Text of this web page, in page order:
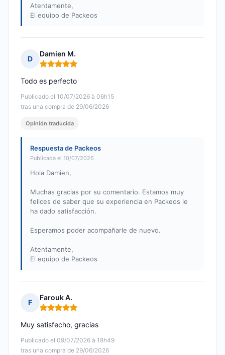
Atentamente,
El equipo de Packeos
D
Damien M.
Nota: 5 de 5
Publicado el 10/07/2026 à 06h15
tras una compra de 29/06/2026
Todo es perfecto
Opinión traducida
Respuesta de Packeos
Publicada el 10/07/2026
Hola Damien,
Muchas gracias por su comentario. Estamos muy
felices de saber que su experiencia en Packeos le
ha dado satisfacción.
Esperamos poder acompañarle de nuevo.
Atentamente,
El equipo de Packeos
F
Farouk A.
Nota: 5 de 5
Publicado el 09/07/2026 à 18h49
tras una compra de 29/06/2026
Muy satisfecho, gracias